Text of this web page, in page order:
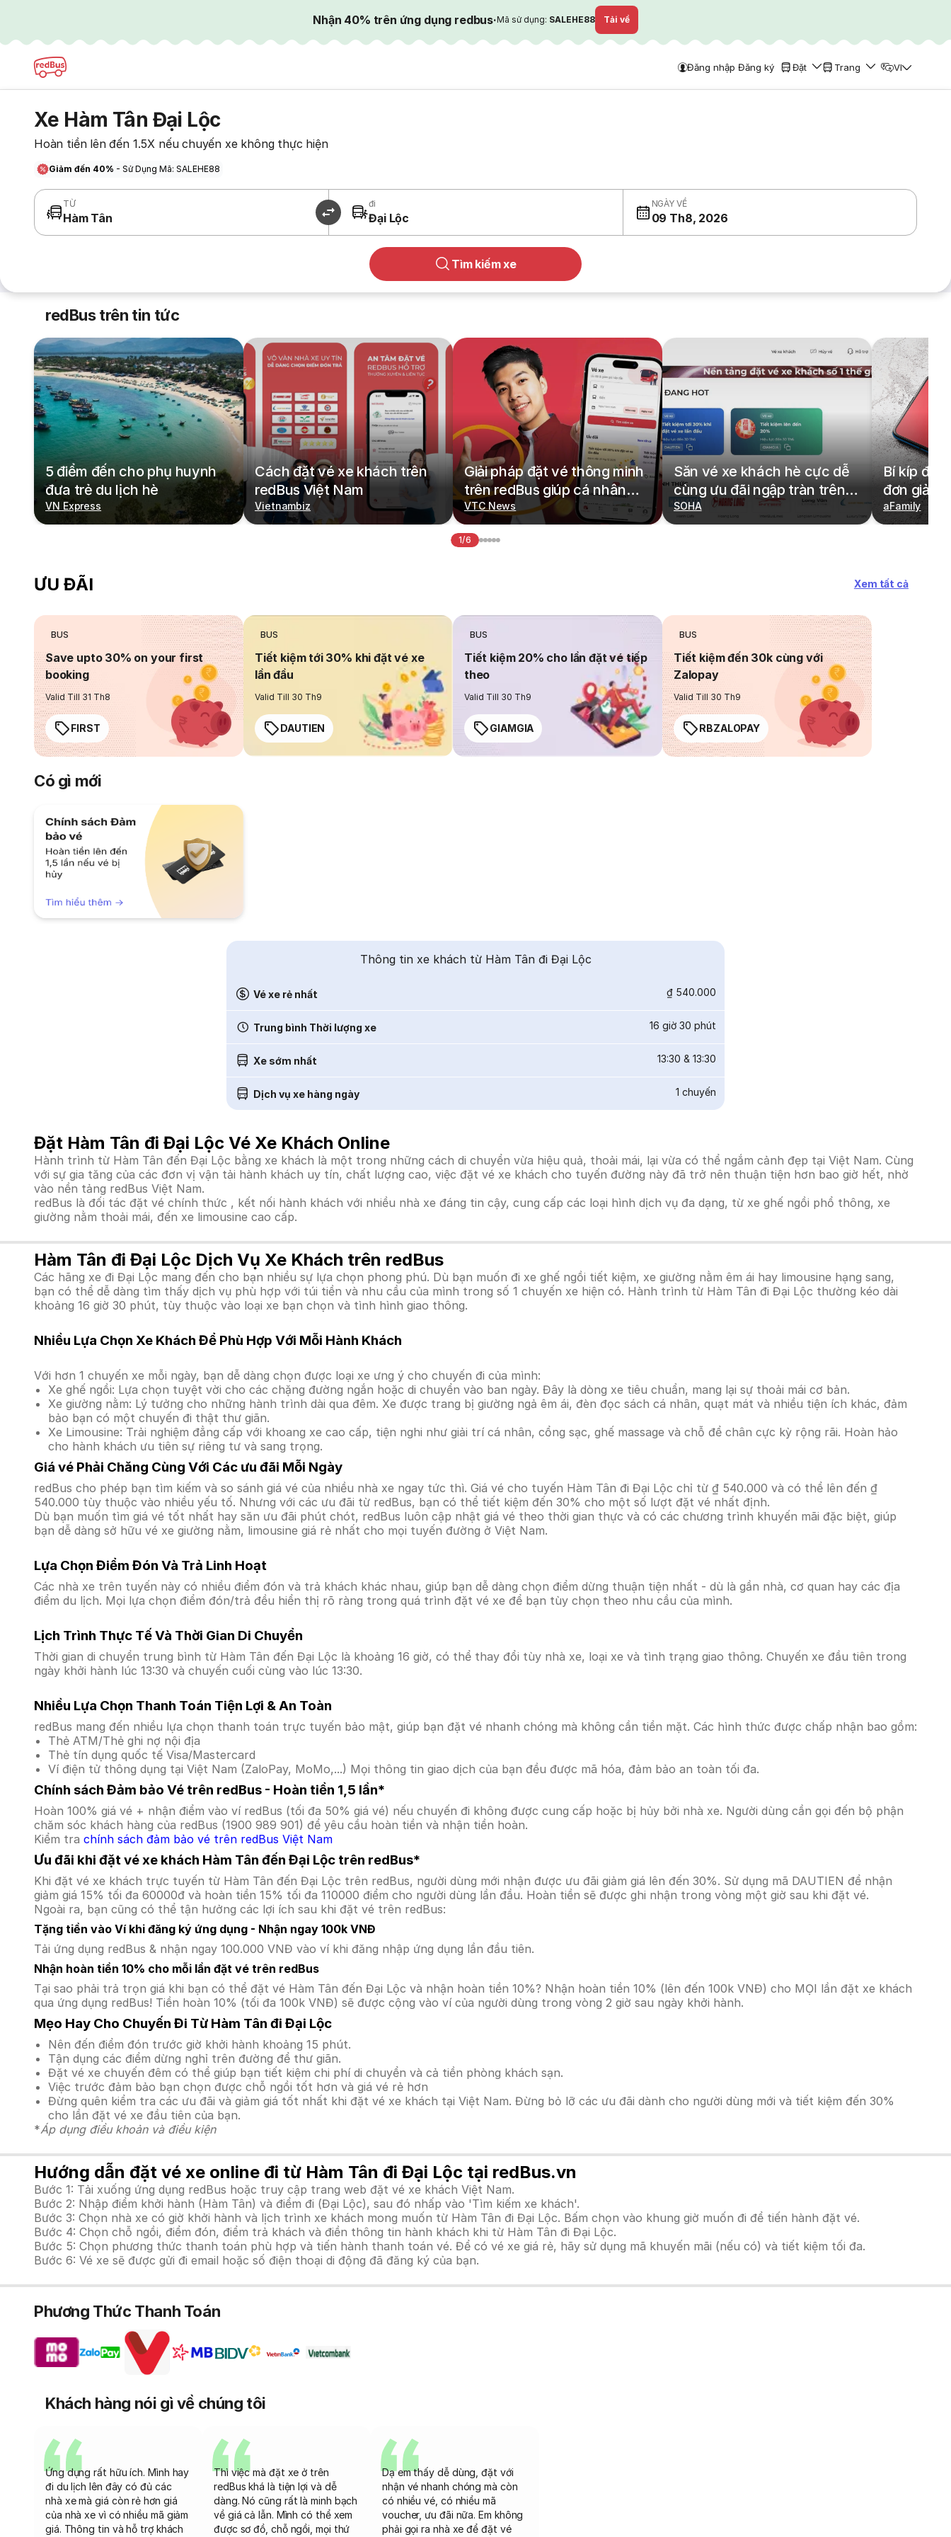
Nhận 40% trên ứng dụng redbus·Mã sử dụng: SALEHE88 Tải về
Đăng nhập Đăng ký Đặt Trang VI
Xe Hàm Tân Đại Lộc
Hoàn tiền lên đến 1.5X nếu chuyến xe không thực hiện
Giảm đến 40% - Sử Dụng Mã: SALEHE88
TỪ
Hàm Tân
đi
Đại Lộc
NGÀY VỀ
09 Th8, 2026
Tìm kiếm xe
redBus trên tin tức
5 điểm đến cho phụ huynh
đưa trẻ du lịch hè
VN Express
Cách đặt vé xe khách trên
redBus Việt Nam
Vietnambiz
Giải pháp đặt vé thông minh
trên redBus giúp cá nhân
hoá hành trình di chuyển
VTC News
Săn vé xe khách hè cực dễ
cùng ưu đãi ngập tràn trên
redBus
SOHA
Bí kíp đặt
đơn giản,
cả gia
aFamily
1/6
ƯU ĐÃI Xem tất cả
BUS
Save upto 30% on your first
booking
Valid Till 31 Th8
FIRST
BUS
Tiết kiệm tới 30% khi đặt vé xe
lần đầu
Valid Till 30 Th9
DAUTIEN
BUS
Tiết kiệm 20% cho lần đặt vé tiếp
theo
Valid Till 30 Th9
GIAMGIA
BUS
Tiết kiệm đến 30k cùng với
Zalopay
Valid Till 30 Th9
RBZALOPAY
Có gì mới
Thông tin xe khách từ Hàm Tân đi Đại Lộc
Vé xe rẻ nhất ₫ 540.000
Trung bình Thời lượng xe 16 giờ 30 phút
Xe sớm nhất 13:30 & 13:30
Dịch vụ xe hàng ngày 1 chuyến
Đặt Hàm Tân đi Đại Lộc Vé Xe Khách Online
Hành trình từ Hàm Tân đến Đại Lộc bằng xe khách là một trong những cách di chuyển vừa hiệu quả, thoải mái, lại vừa có thể ngắm cảnh đẹp tại Việt Nam. Cùng
với sự gia tăng của các đơn vị vận tải hành khách uy tín, chất lượng cao, việc đặt vé xe khách cho tuyến đường này đã trở nên thuận tiện hơn bao giờ hết, nhờ
vào nền tảng redBus Việt Nam.
redBus là đối tác đặt vé chính thức , kết nối hành khách với nhiều nhà xe đáng tin cậy, cung cấp các loại hình dịch vụ đa dạng, từ xe ghế ngồi phổ thông, xe
giường nằm thoải mái, đến xe limousine cao cấp.
Hàm Tân đi Đại Lộc Dịch Vụ Xe Khách trên redBus
Các hãng xe đi Đại Lộc mang đến cho bạn nhiều sự lựa chọn phong phú. Dù bạn muốn đi xe ghế ngồi tiết kiệm, xe giường nằm êm ái hay limousine hạng sang,
bạn có thể dễ dàng tìm thấy dịch vụ phù hợp với túi tiền và nhu cầu của mình trong số 1 chuyến xe hiện có. Hành trình từ Hàm Tân đi Đại Lộc thường kéo dài
khoảng 16 giờ 30 phút, tùy thuộc vào loại xe bạn chọn và tình hình giao thông.
Nhiều Lựa Chọn Xe Khách Để Phù Hợp Với Mỗi Hành Khách
Với hơn 1 chuyến xe mỗi ngày, bạn dễ dàng chọn được loại xe ưng ý cho chuyến đi của mình:
Xe ghế ngồi: Lựa chọn tuyệt vời cho các chặng đường ngắn hoặc di chuyển vào ban ngày. Đây là dòng xe tiêu chuẩn, mang lại sự thoải mái cơ bản.
Xe giường nằm: Lý tưởng cho những hành trình dài qua đêm. Xe được trang bị giường ngả êm ái, đèn đọc sách cá nhân, quạt mát và nhiều tiện ích khác, đảm
bảo bạn có một chuyến đi thật thư giãn.
Xe Limousine: Trải nghiệm đẳng cấp với khoang xe cao cấp, tiện nghi như giải trí cá nhân, cổng sạc, ghế massage và chỗ để chân cực kỳ rộng rãi. Hoàn hảo
cho hành khách ưu tiên sự riêng tư và sang trọng.
Giá vé Phải Chăng Cùng Với Các ưu đãi Mỗi Ngày
redBus cho phép bạn tìm kiếm và so sánh giá vé của nhiều nhà xe ngay tức thì. Giá vé cho tuyến Hàm Tân đi Đại Lộc chỉ từ ₫ 540.000 và có thể lên đến ₫
540.000 tùy thuộc vào nhiều yếu tố. Nhưng với các ưu đãi từ redBus, bạn có thể tiết kiệm đến 30% cho một số lượt đặt vé nhất định.
Dù bạn muốn tìm giá vé tốt nhất hay săn ưu đãi phút chót, redBus luôn cập nhật giá vé theo thời gian thực và có các chương trình khuyến mãi đặc biệt, giúp
bạn dễ dàng sở hữu vé xe giường nằm, limousine giá rẻ nhất cho mọi tuyến đường ở Việt Nam.
Lựa Chọn Điểm Đón Và Trả Linh Hoạt
Các nhà xe trên tuyến này có nhiều điểm đón và trả khách khác nhau, giúp bạn dễ dàng chọn điểm dừng thuận tiện nhất - dù là gần nhà, cơ quan hay các địa
điểm du lịch. Mọi lựa chọn điểm đón/trả đều hiển thị rõ ràng trong quá trình đặt vé xe để bạn tùy chọn theo nhu cầu của mình.
Lịch Trình Thực Tế Và Thời Gian Di Chuyển
Thời gian di chuyển trung bình từ Hàm Tân đến Đại Lộc là khoảng 16 giờ, có thể thay đổi tùy nhà xe, loại xe và tình trạng giao thông. Chuyến xe đầu tiên trong
ngày khởi hành lúc 13:30 và chuyến cuối cùng vào lúc 13:30.
Nhiều Lựa Chọn Thanh Toán Tiện Lợi & An Toàn
redBus mang đến nhiều lựa chọn thanh toán trực tuyến bảo mật, giúp bạn đặt vé nhanh chóng mà không cần tiền mặt. Các hình thức được chấp nhận bao gồm:
Thẻ ATM/Thẻ ghi nợ nội địa
Thẻ tín dụng quốc tế Visa/Mastercard
Ví điện tử thông dụng tại Việt Nam (ZaloPay, MoMo,...) Mọi thông tin giao dịch của bạn đều được mã hóa, đảm bảo an toàn tối đa.
Chính sách Đảm bảo Vé trên redBus - Hoàn tiền 1,5 lần*
Hoàn 100% giá vé + nhận điểm vào ví redBus (tối đa 50% giá vé) nếu chuyến đi không được cung cấp hoặc bị hủy bởi nhà xe. Người dùng cần gọi đến bộ phận
chăm sóc khách hàng của redBus (1900 989 901) để yêu cầu hoàn tiền và nhận tiền hoàn.
Kiểm tra chính sách đảm bảo vé trên redBus Việt Nam
Ưu đãi khi đặt vé xe khách Hàm Tân đến Đại Lộc trên redBus*
Khi đặt vé xe khách trực tuyến từ Hàm Tân đến Đại Lộc trên redBus, người dùng mới nhận được ưu đãi giảm giá lên đến 30%. Sử dụng mã DAUTIEN để nhận
giảm giá 15% tối đa 60000đ và hoàn tiền 15% tối đa 110000 điểm cho người dùng lần đầu. Hoàn tiền sẽ được ghi nhận trong vòng một giờ sau khi đặt vé.
Ngoài ra, bạn cũng có thể tận hưởng các lợi ích sau khi đặt vé trên redBus:
Tặng tiền vào Ví khi đăng ký ứng dụng - Nhận ngay 100k VNĐ
Tải ứng dụng redBus & nhận ngay 100.000 VNĐ vào ví khi đăng nhập ứng dụng lần đầu tiên.
Nhận hoàn tiền 10% cho mỗi lần đặt vé trên redBus
Tại sao phải trả trọn giá khi bạn có thể đặt vé Hàm Tân đến Đại Lộc và nhận hoàn tiền 10%? Nhận hoàn tiền 10% (lên đến 100k VNĐ) cho MỌI lần đặt xe khách
qua ứng dụng redBus! Tiền hoàn 10% (tối đa 100k VNĐ) sẽ được cộng vào ví của người dùng trong vòng 2 giờ sau ngày khởi hành.
Mẹo Hay Cho Chuyến Đi Từ Hàm Tân đi Đại Lộc
Nên đến điểm đón trước giờ khởi hành khoảng 15 phút.
Tận dụng các điểm dừng nghỉ trên đường để thư giãn.
Đặt vé xe chuyến đêm có thể giúp bạn tiết kiệm chi phí di chuyển và cả tiền phòng khách sạn.
Việc trước đảm bảo bạn chọn được chỗ ngồi tốt hơn và giá vé rẻ hơn
Đừng quên kiểm tra các ưu đãi và giảm giá tốt nhất khi đặt vé xe khách tại Việt Nam. Đừng bỏ lỡ các ưu đãi dành cho người dùng mới và tiết kiệm đến 30%
cho lần đặt vé xe đầu tiên của bạn.
*Áp dụng điều khoản và điều kiện
Hướng dẫn đặt vé xe online đi từ Hàm Tân đi Đại Lộc tại redBus.vn
Bước 1: Tải xuống ứng dụng redBus hoặc truy cập trang web đặt vé xe khách Việt Nam.
Bước 2: Nhập điểm khởi hành (Hàm Tân) và điểm đi (Đại Lộc), sau đó nhấp vào 'Tìm kiếm xe khách'.
Bước 3: Chọn nhà xe có giờ khởi hành và lịch trình xe khách mong muốn từ Hàm Tân đi Đại Lộc. Bấm chọn vào khung giờ muốn đi để tiến hành đặt vé.
Bước 4: Chọn chỗ ngồi, điểm đón, điểm trả khách và điền thông tin hành khách khi từ Hàm Tân đi Đại Lộc.
Bước 5: Chọn phương thức thanh toán phù hợp và tiến hành thanh toán vé. Để có vé xe giá rẻ, hãy sử dụng mã khuyến mãi (nếu có) và tiết kiệm tối đa.
Bước 6: Vé xe sẽ được gửi đi email hoặc số điện thoại di động đã đăng ký của bạn.
Phương Thức Thanh Toán
Khách hàng nói gì về chúng tôi
Ứng dụng rất hữu ích. Mình hay
đi du lịch lên đây có đủ các
nhà xe mà giá còn rẻ hơn giá
của nhà xe vì có nhiều mã giảm
giá. Thông tin và hỗ trợ khách
Thì việc mà đặt xe ở trên
redBus khá là tiện lợi và dễ
dàng. Nó cũng rất là minh bạch
về giá cả lẫn. Mình có thể xem
được sơ đồ, chỗ ngồi, mọi thứ
Dạ em thấy dễ dùng, đặt với
nhận vé nhanh chóng mà còn
có nhiều vé, có nhiều mã
voucher, ưu đãi nữa. Em không
phải gọi ra nhà xe để đặt vé